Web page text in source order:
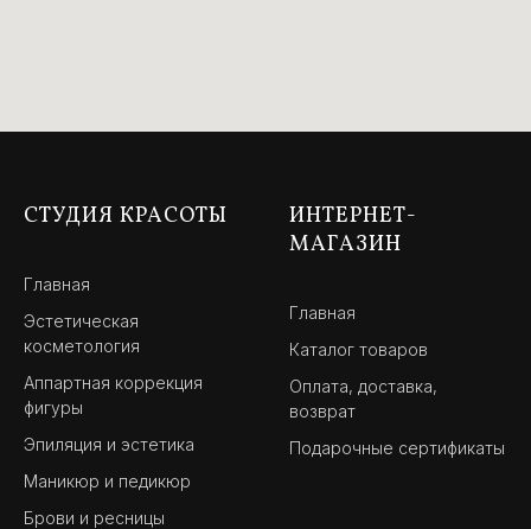
СТУДИЯ КРАСОТЫ
Главная
Эстетическая
косметология
Аппартная коррекция
фигуры
Эпиляция и эстетика
Маникюр и педикюр
Брови и ресницы
ИНТЕРНЕТ-
МАГАЗИН
Главная
Каталог товаров
Оплата, доставка,
возврат
Подарочные сертификаты